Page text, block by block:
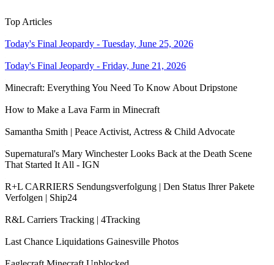
Top Articles
Today's Final Jeopardy - Tuesday, June 25, 2026
Today's Final Jeopardy - Friday, June 21, 2026
Minecraft: Everything You Need To Know About Dripstone
How to Make a Lava Farm in Minecraft
Samantha Smith | Peace Activist, Actress & Child Advocate
Supernatural's Mary Winchester Looks Back at the Death Scene
That Started It All - IGN
R+L CARRIERS Sendungsverfolgung | Den Status Ihrer Pakete
Verfolgen | Ship24
R&L Carriers Tracking | 4Tracking
Last Chance Liquidations Gainesville Photos